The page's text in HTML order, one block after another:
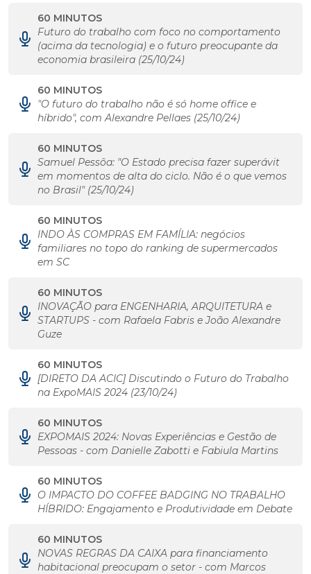
60 MINUTOS
Futuro do trabalho com foco no comportamento
(acima da tecnologia) e o futuro preocupante da
economia brasileira (25/10/24)
60 MINUTOS
"O futuro do trabalho não é só home office e
híbrido", com Alexandre Pellaes (25/10/24)
60 MINUTOS
Samuel Pessôa: "O Estado precisa fazer superávit
em momentos de alta do ciclo. Não é o que vemos
no Brasil" (25/10/24)
60 MINUTOS
INDO ÀS COMPRAS EM FAMÍLIA: negócios
familiares no topo do ranking de supermercados
em SC
60 MINUTOS
INOVAÇÃO para ENGENHARIA, ARQUITETURA e
STARTUPS - com Rafaela Fabris e João Alexandre
Guze
60 MINUTOS
[DIRETO DA ACIC] Discutindo o Futuro do Trabalho
na ExpoMAIS 2024 (23/10/24)
60 MINUTOS
EXPOMAIS 2024: Novas Experiências e Gestão de
Pessoas - com Danielle Zabotti e Fabiula Martins
60 MINUTOS
O IMPACTO DO COFFEE BADGING NO TRABALHO
HÍBRIDO: Engajamento e Produtividade em Debate
60 MINUTOS
NOVAS REGRAS DA CAIXA para financiamento
habitacional preocupam o setor - com Marcos